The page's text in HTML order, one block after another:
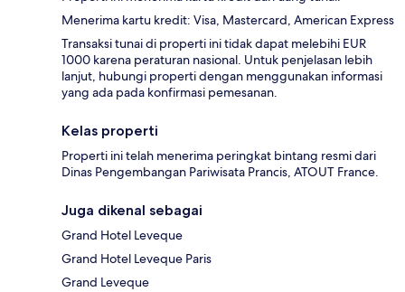
Menerima kartu kredit: Visa, Mastercard, American Express
Transaksi tunai di properti ini tidak dapat melebihi EUR
1000 karena peraturan nasional. Untuk penjelasan lebih
lanjut, hubungi properti dengan menggunakan informasi
yang ada pada konfirmasi pemesanan.
Kelas properti
Properti ini telah menerima peringkat bintang resmi dari
Dinas Pengembangan Pariwisata Prancis, ATOUT France.
Juga dikenal sebagai
Grand Hotel Leveque
Grand Hotel Leveque Paris
Grand Leveque